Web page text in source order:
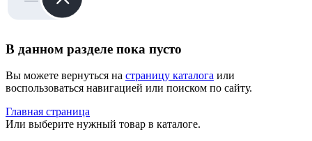
В данном разделе пока пусто
Вы можете вернуться на страницу каталога или
воспользоваться навигацией или поиском по сайту.
Главная страница
Или выберите нужный товар в каталоге.